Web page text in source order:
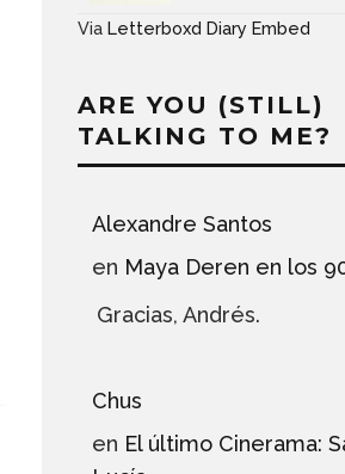
Via Letterboxd Diary Embed
ARE YOU (STILL)
TALKING TO ME?
Alexandre Santos
en Maya Deren en los
Gracias, Andrés.
Chus
en El último Cinerama: